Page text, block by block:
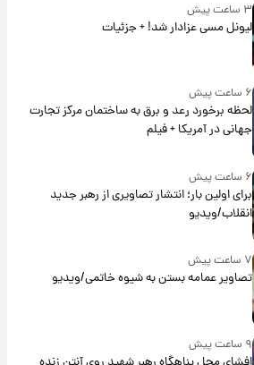
۳ ساعت پیش
لیونل مسی عزادار شد! + جزئیات
۶ ساعت پیش
لحظه برخورد رعد و برق به ساختمان مرکز تجارت
جهانی در آمریکا + فیلم
۶ ساعت پیش
برای اولین بار؛ انتشار تصاویری از رهبر جدید
انقلاب/ویدیو
۷ ساعت پیش
تصاویر عمامه بستن به شیوه خاتمی/ویدیو
۹ ساعت پیش